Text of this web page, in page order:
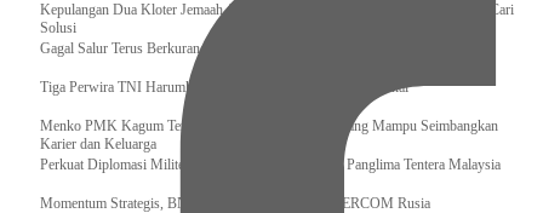
Kepulangan Dua Kloter Jemaah Asal Surabaya Tertunda, Kemenag Upayakan Cari
Solusi
Gagal Salur Terus Berkurang, Gus Ipul: 405 Ribu Lebih Bansos Cair
Tiga Perwira TNI Harumkan Indonesia Di Kancah Internasional
Menko PMK Kagum Terhadap Perempuan Modern yang Mampu Seimbangkan
Karier dan Keluarga
Perkuat Diplomasi Militer, Panglima TNI Terima CC Panglima Tentera Malaysia
Momentum Strategis, BNPB Terima Kunjungan EMERCOM Rusia